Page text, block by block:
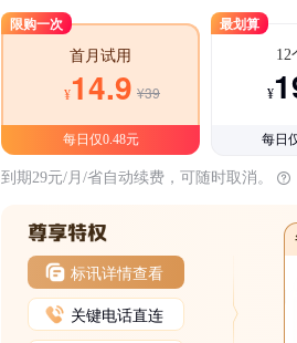
限购一次
首月试用
¥14.9 ¥39
每日仅0.48元
最划算
12
¥
每日
到期29元/月/省自动续费，可随时取消。
标讯详情查看
关键电话直连